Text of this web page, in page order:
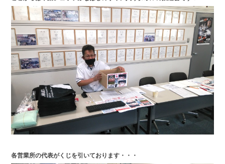
各営業所の代表がくじを引いております・・・